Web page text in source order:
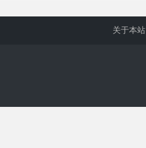
关于本站